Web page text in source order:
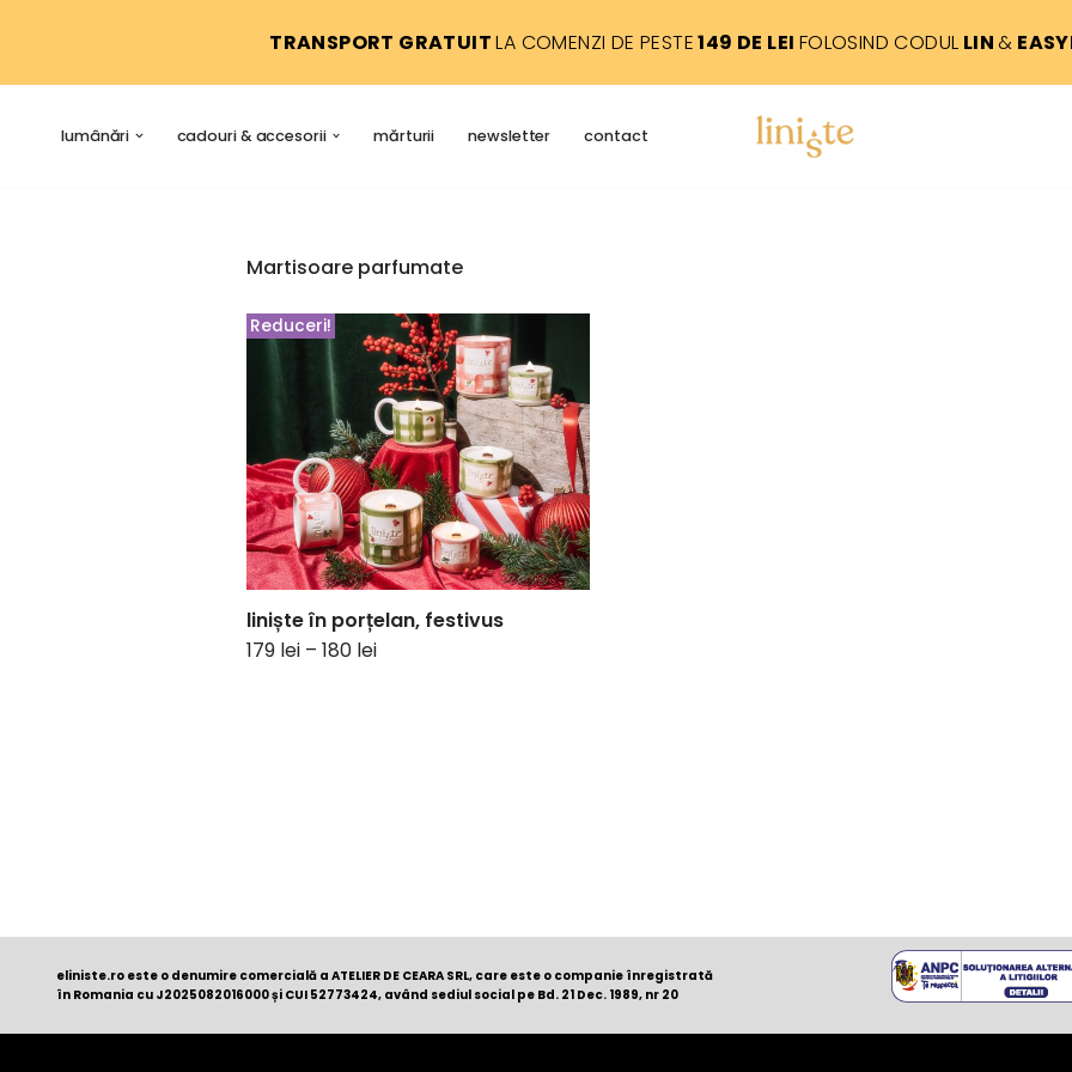
la
TRANSPORT GRATUITLA COMENZI DE PESTE149 DE LEI FOLOSIND CODUL LIN&
lumânări cadouri & accesorii mărturii newsletter contact
Martisoare parfumate
Reduceri!
liniște în porțelan, festivus
179 lei – 180 lei
eliniste.ro este o denumire comercială a ATELIER DE CEARA SRL, care este o companie înregistrată
în Romania cu J2025082016000și CUI 52773424, având sediul social pe Bd. 21 Dec. 1989, nr 20